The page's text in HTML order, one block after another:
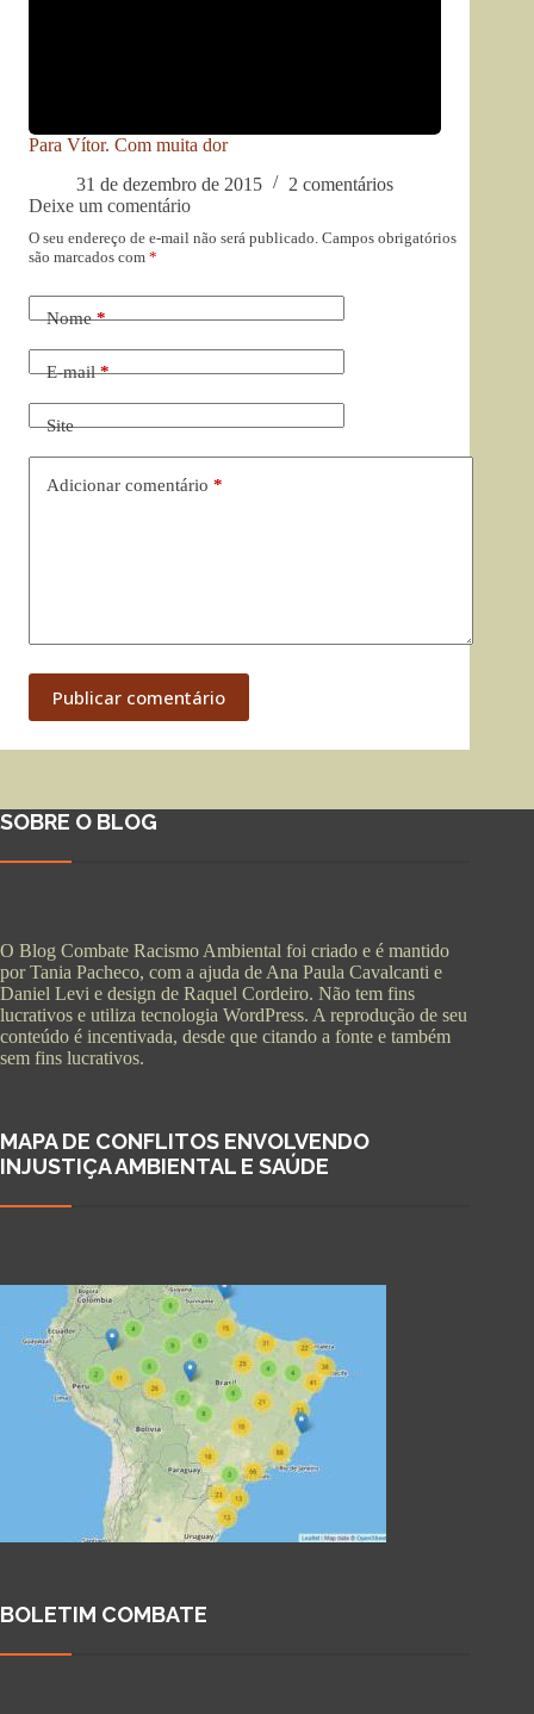
Para Vítor. Com muita dor
31 de dezembro de 2015
2 comentários
Deixe um comentário
O seu endereço de e-mail não será publicado. Campos obrigatórios
são marcados com *
Nome*
E-mail*
Site
Adicionar comentário *
Publicar comentário
SOBRE O BLOG
O Blog Combate Racismo Ambiental foi criado e é mantido
por Tania Pacheco, com a ajuda de Ana Paula Cavalcanti e
Daniel Levi e design de Raquel Cordeiro. Não tem fins
lucrativos e utiliza tecnologia WordPress. A reprodução de seu
conteúdo é incentivada, desde que citando a fonte e também
sem fins lucrativos.
MAPA DE CONFLITOS ENVOLVENDO
INJUSTIÇA AMBIENTAL E SAÚDE
BOLETIM COMBATE